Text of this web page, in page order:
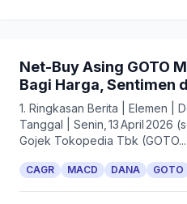
Net-Buy Asing GOTO
Bagi Harga, Sentimen
1. Ringkasan Berita | Elemen
Tanggal | Senin, 13 April 2026
Gojek Tokopedia Tbk (GOTO...
CAGR MACD DANA GOTO